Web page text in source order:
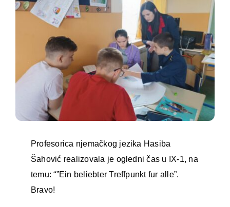
Profesorica njemačkog jezika Hasiba
Šahović realizovala je ogledni čas u IX-1, na
temu: “”Ein beliebter Treffpunkt fur alle”.
Bravo!